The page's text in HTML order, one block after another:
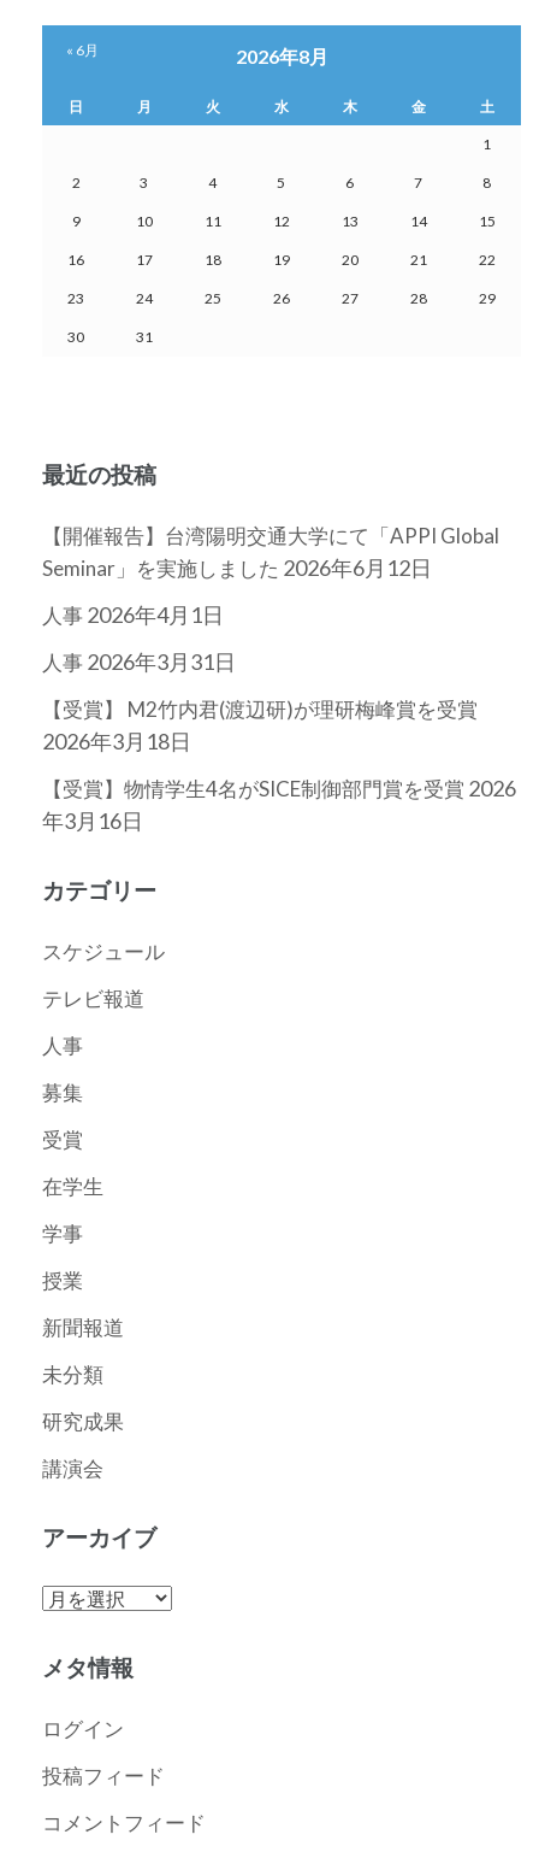
2026年8月
日 月 火 水 木 金 土
1
2 3 4 5 6 7 8
9 10 11 12 13 14 15
16 17 18 19 20 21 22
23 24 25 26 27 28 29
30 31
« 6月
最近の投稿
【開催報告】台湾陽明交通大学にて「APPI Global
Seminar」を実施しました 2026年6月12日
人事2026年4月1日
人事2026年3月31日
【受賞】 M2竹内君(渡辺研)が理研梅峰賞を受賞
2026年3月18日
【受賞】物情学生4名がSICE制御部門賞を受賞 2026
年3月16日
カテゴリー
スケジュール
テレビ報道
人事
募集
受賞
在学生
学事
授業
新聞報道
未分類
研究成果
講演会
アーカイブ
ア
カ
ブ
メタ情報
ログイン
投稿フィード
コメントフィード